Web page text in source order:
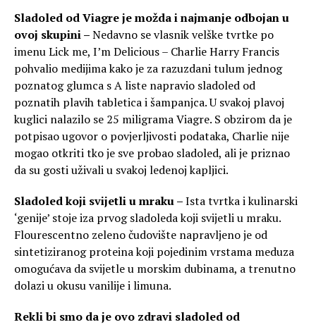
Sladoled od Viagre je možda i najmanje odbojan u
ovoj skupini –Nedavno se vlasnik velške tvrtke po
imenu Lick me, I’m Delicious – Charlie Harry Francis
pohvalio medijima kako je za razuzdani tulum jednog
poznatog glumca s A liste napravio sladoled od
poznatih plavih tabletica i šampanjca. U svakoj plavoj
kuglici nalazilo se 25 miligrama Viagre. S obzirom da je
potpisao ugovor o povjerljivosti podataka, Charlie nije
mogao otkriti tko je sve probao sladoled, ali je priznao
da su gosti uživali u svakoj ledenoj kapljici.
Sladoled koji svijetli u mraku –Ista tvrtka i kulinarski
‘genije’ stoje iza prvog sladoleda koji svijetli u mraku.
Flourescentno zeleno čudovište napravljeno je od
sintetiziranog proteina koji pojedinim vrstama meduza
omogućava da svijetle u morskim dubinama, a trenutno
dolazi u okusu vanilije i limuna.
Rekli bi smo da je ovo zdravi sladoled od